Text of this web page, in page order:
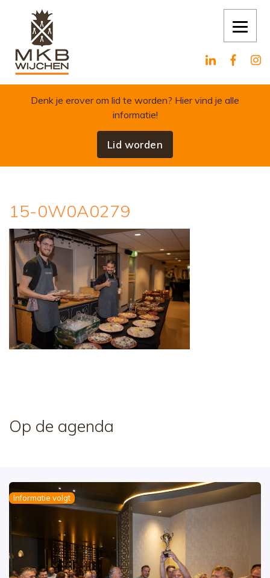
Skip to content
Denk je erover om lid te worden? Hier vind je alle
informatie!
Lid worden
15-0W0A0279
Op de agenda
Informatie volgt